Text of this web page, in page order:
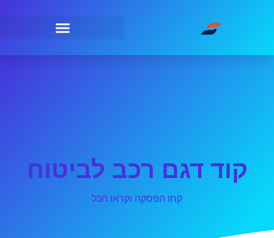
קוד דגם רכב לביטוח
קחו הפסקה וקראו הכל